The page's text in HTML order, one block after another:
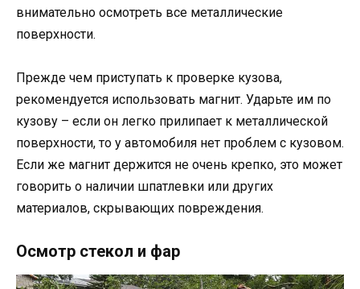
внимательно осмотреть все металлические
поверхности.
Прежде чем приступать к проверке кузова,
рекомендуется использовать магнит. Ударьте им по
кузову – если он легко прилипает к металлической
поверхности, то у автомобиля нет проблем с кузовом.
Если же магнит держится не очень крепко, это может
говорить о наличии шпатлевки или других
материалов, скрывающих повреждения.
Осмотр стекол и фар